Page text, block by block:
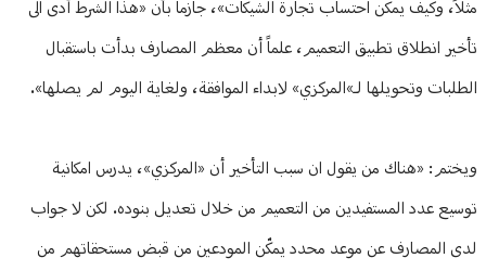
مثلاً، وكيف يمكن احتساب تجارة الشيكات»، جازماً بأن «هذا الشرط أدى الى
تأخير انطلاق تطبيق التعميم، علماً أن معظم المصارف بدأت باستقبال
الطلبات وتحويلها لـ»المركزي» لابداء الموافقة، ولغاية اليوم لم يصلها».
ويختم: «هناك من يقول ان سبب التأخير أن «المركزي»، يدرس امكانية
توسيع عدد المستفيدين من التعميم من خلال تعديل بنوده. لكن لا جواب
لدى المصارف عن موعد محدد يمكّن المودعين من قبض مستحقاتهم من